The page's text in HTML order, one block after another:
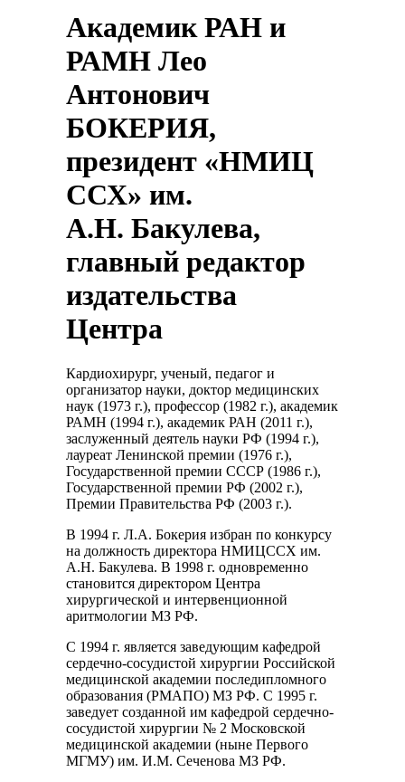
Академик РАН и
РАМН Лео
Антонович
БОКЕРИЯ,
президент «НМИЦ
ССХ» им.
А.Н. Бакулева,
главный редактор
издательства
Центра
Кардиохирург, ученый, педагог и
организатор науки, доктор медицинских
наук (1973 г.), профессор (1982 г.), академик
РАМН (1994 г.), академик РАН (2011 г.),
заслуженный деятель науки РФ (1994 г.),
лауреат Ленинской премии (1976 г.),
Государственной премии СССР (1986 г.),
Государственной премии РФ (2002 г.),
Премии Правительства РФ (2003 г.).
В 1994 г. Л.А. Бокерия избран по конкурсу
на должность директора НМИЦССХ им.
А.Н. Бакулева. В 1998 г. одновременно
становится директором Центра
хирургической и интервенционной
аритмологии МЗ РФ.
С 1994 г. является заведующим кафедрой
сердечно-сосудистой хирургии Российской
медицинской академии последипломного
образования (РМАПО) МЗ РФ. С 1995 г.
заведует созданной им кафедрой сердечно-
сосудистой хирургии № 2 Московской
медицинской академии (ныне Первого
МГМУ) им. И.М. Сеченова МЗ РФ.